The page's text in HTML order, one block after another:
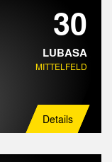
30
LUBASA
MITTELFELD
Details